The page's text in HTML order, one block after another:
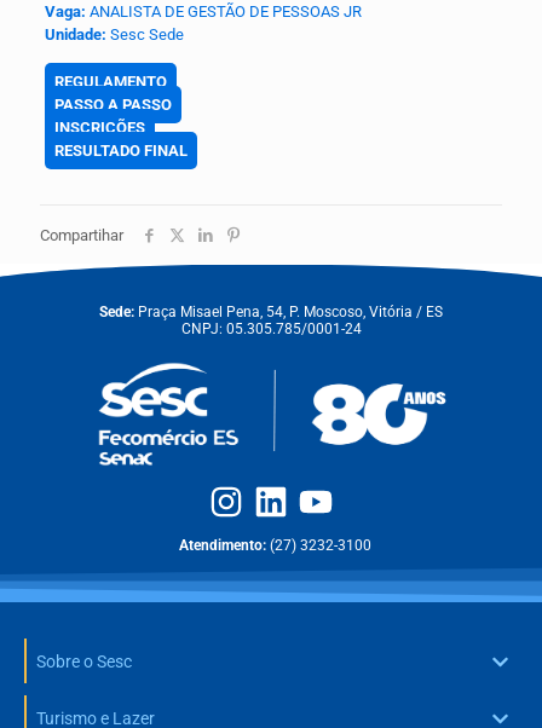
Vaga: ANALISTA DE GESTÃO DE PESSOAS JR
Unidade: Sesc Sede
REGULAMENTO
PASSO A PASSO
INSCRIÇÕES
RESULTADO FINAL
Compartihar
Sede: Praça Misael Pena, 54, P. Moscoso, Vitória / ES
CNPJ: 05.305.785/0001-24
Atendimento: (27) 3232-3100
Sobre o Sesc
Turismo e Lazer